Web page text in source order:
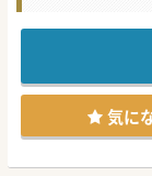
■開院より半世
ミックス病院
■年間の救急車
績は約4,200件
■透析医療に
科含め各科複
気に